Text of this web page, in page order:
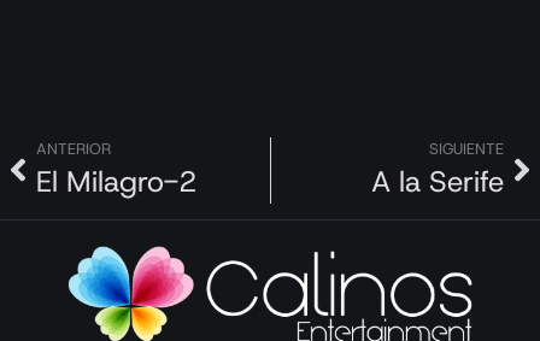
ANTERIOR
El Milagro-2
SIGUIENTE
A la Serife